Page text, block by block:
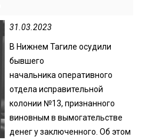
31.03.2023
В Нижнем Тагиле осудили
бывшего
начальника оперативного
отдела исправительной
колонии №13, признанного
виновным в вымогательстве
денег у заключенного. Об этом